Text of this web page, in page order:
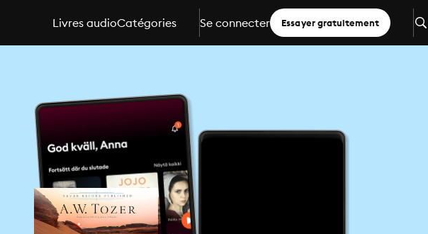
Livres audioCatégories Se connecter Essayer gratuitement